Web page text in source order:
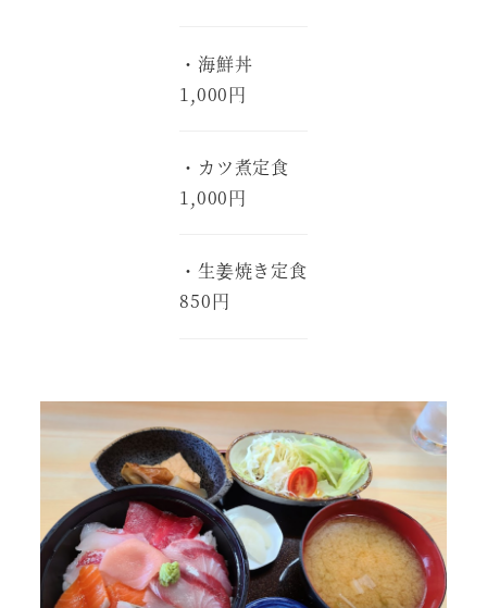
・海鮮丼
1,000円
・カツ煮定食
1,000円
・生姜焼き定食
850円